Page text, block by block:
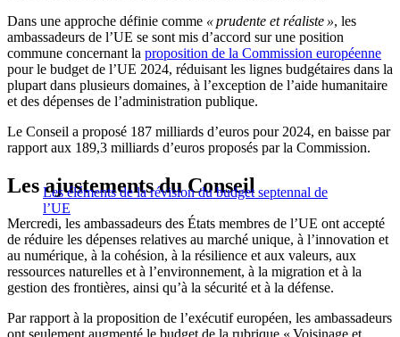
Dans une approche définie comme « prudente et réaliste », les
ambassadeurs de l’UE se sont mis d’accord sur une position
commune concernant la proposition de la Commission européenne
pour le budget de l’UE 2024, réduisant les lignes budgétaires dans la
plupart dans plusieurs domaines, à l’exception de l’aide humanitaire
et des dépenses de l’administration publique.
Le Conseil a proposé 187 milliards d’euros pour 2024, en baisse par
rapport aux 189,3 milliards d’euros proposés par la Commission.
Les éléments de la révision du budget septennal de
l’UE
Les ajustements du Conseil
Mercredi, les ambassadeurs des États membres de l’UE ont accepté
de réduire les dépenses relatives au marché unique, à l’innovation et
au numérique, à la cohésion, à la résilience et aux valeurs, aux
ressources naturelles et à l’environnement, à la migration et à la
gestion des frontières, ainsi qu’à la sécurité et à la défense.
Par rapport à la proposition de l’exécutif européen, les ambassadeurs
ont seulement augmenté le budget de la rubrique « Voisinage et